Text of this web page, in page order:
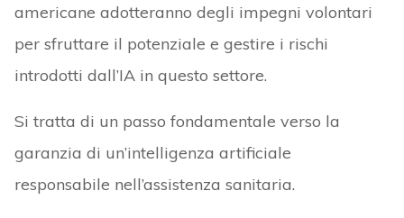
americane adotteranno degli impegni volontari
per sfruttare il potenziale e gestire i rischi
introdotti dall’IA in questo settore.
Si tratta di un passo fondamentale verso la
garanzia di un’intelligenza artificiale
responsabile nell’assistenza sanitaria.